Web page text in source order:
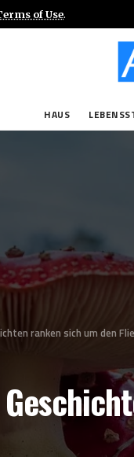
of Use.
HAUS
ranken sich um den